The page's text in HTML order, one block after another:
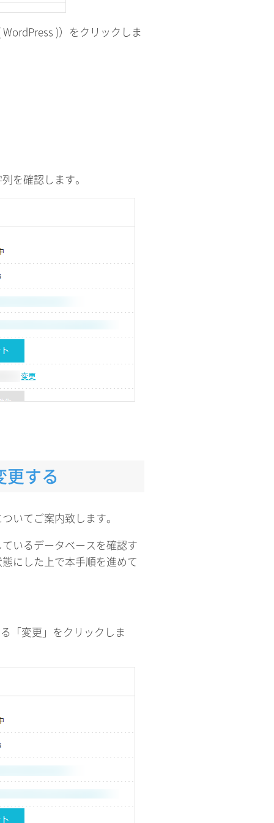
)）をクリックしま
を確認します。
更する
いてご案内致します。
いるデータベースを確認す
にした上で本手順を進めて
「変更」をクリックしま